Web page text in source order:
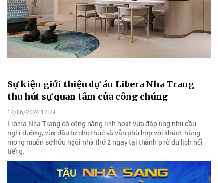
Sự kiện giới thiệu dự án Libera Nha Trang
thu hút sự quan tâm của công chúng
14/06/2024 12:24
Libera Nha Trang có công năng linh hoạt vừa đáp ứng nhu cầu
nghỉ dưỡng, vừa đầu tư cho thuê và vẫn phù hợp với khách hàng
mong muốn sở hữu ngôi nhà thứ 2 ngay tại thành phố du lịch nổi
tiếng.